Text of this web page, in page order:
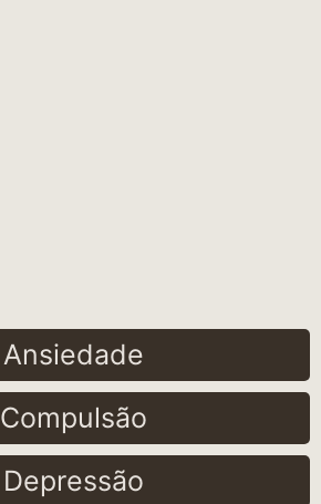
Ansiedade
Compulsão
Depressão